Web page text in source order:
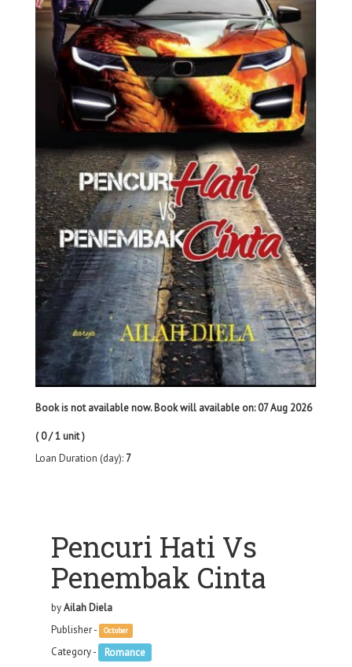
Book is not available now. Book will available on: 07 Aug 2026
( 0 / 1 unit )
Loan Duration (day): 7
Pencuri Hati Vs
Penembak Cinta
byAilah Diela
Publisher -
October
Category - Romance